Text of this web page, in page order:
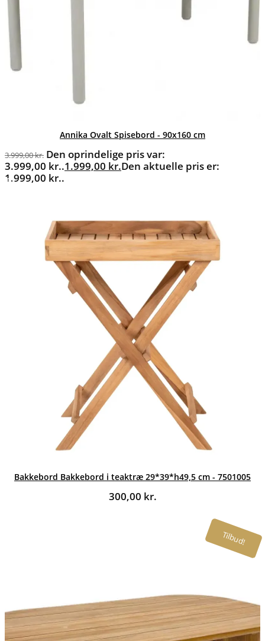
Annika Ovalt Spisebord - 90x160 cm
3.999,00kr. Den oprindelige pris var:
3.999,00 kr..1.999,00 kr.Den aktuelle pris er:
1.999,00 kr..
Bakkebord Bakkebord i teaktræ 29*39*h49,5 cm - 7501005
300,00 kr.
Tilbud!